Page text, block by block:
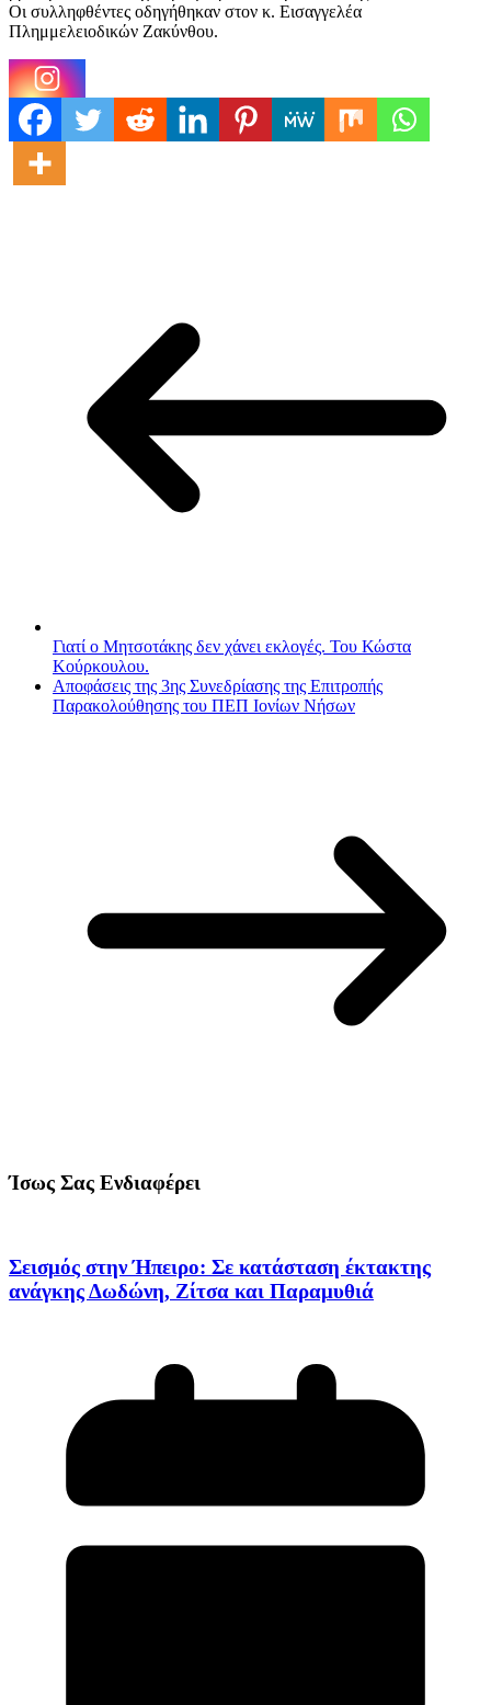
Οι συλληφθέντες οδηγήθηκαν στον κ. Εισαγγελέα
Πλημμελειοδικών Ζακύνθου.
Γιατί ο Μητσοτάκης δεν χάνει εκλογές. Του Κώστα
Κούρκουλου.
Αποφάσεις της 3ης Συνεδρίασης της Επιτροπής
Παρακολούθησης του ΠΕΠ Ιονίων Νήσων
Ίσως Σας Ενδιαφέρει
Σεισμός στην Ήπειρο: Σε κατάσταση έκτακτης
ανάγκης Δωδώνη, Ζίτσα και Παραμυθιά